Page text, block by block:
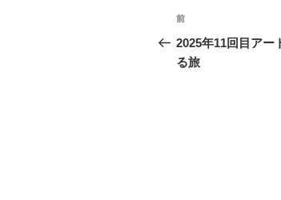
投
稿
ナ
前
の
投
前
2025年11回目アー
る旅